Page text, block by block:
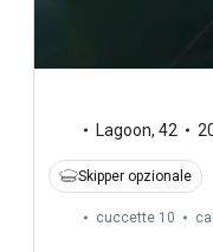
Lagoon, 42
Skipper opzionale
cuccette 10